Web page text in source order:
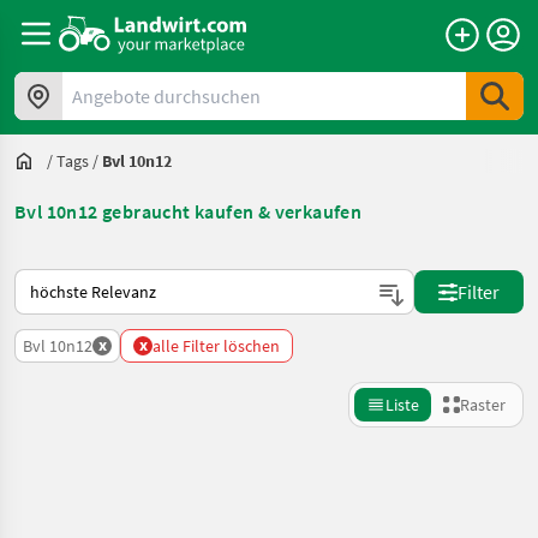
Angebote durchsuchen
/Tags / Bvl 10n12
Bvl 10n12 gebraucht kaufen & verkaufen
So wird auf Landwirt.com sortiert
Filter
Bvl 10n12 x x alle Filter löschen
Liste Raster